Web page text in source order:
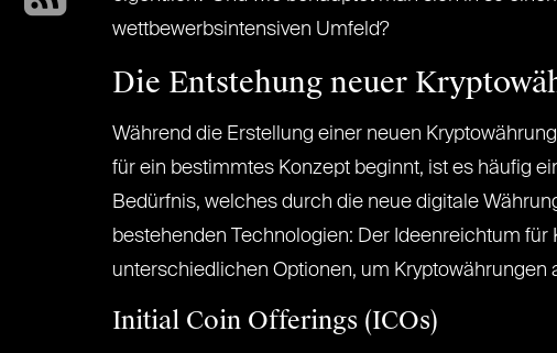
wettbewerbsintensiven Umfeld?
Die Entstehung neuer
Während die Erstellung einer neuen
für ein bestimmtes Konzept beginnt, ist es häufig
Bedürfnis, welches durch die neue digitale
bestehenden Technologien: Der Ideenreichtum
unterschiedlichen Optionen, um Kryptowährungen
Initial Coin Offerings (ICOs)